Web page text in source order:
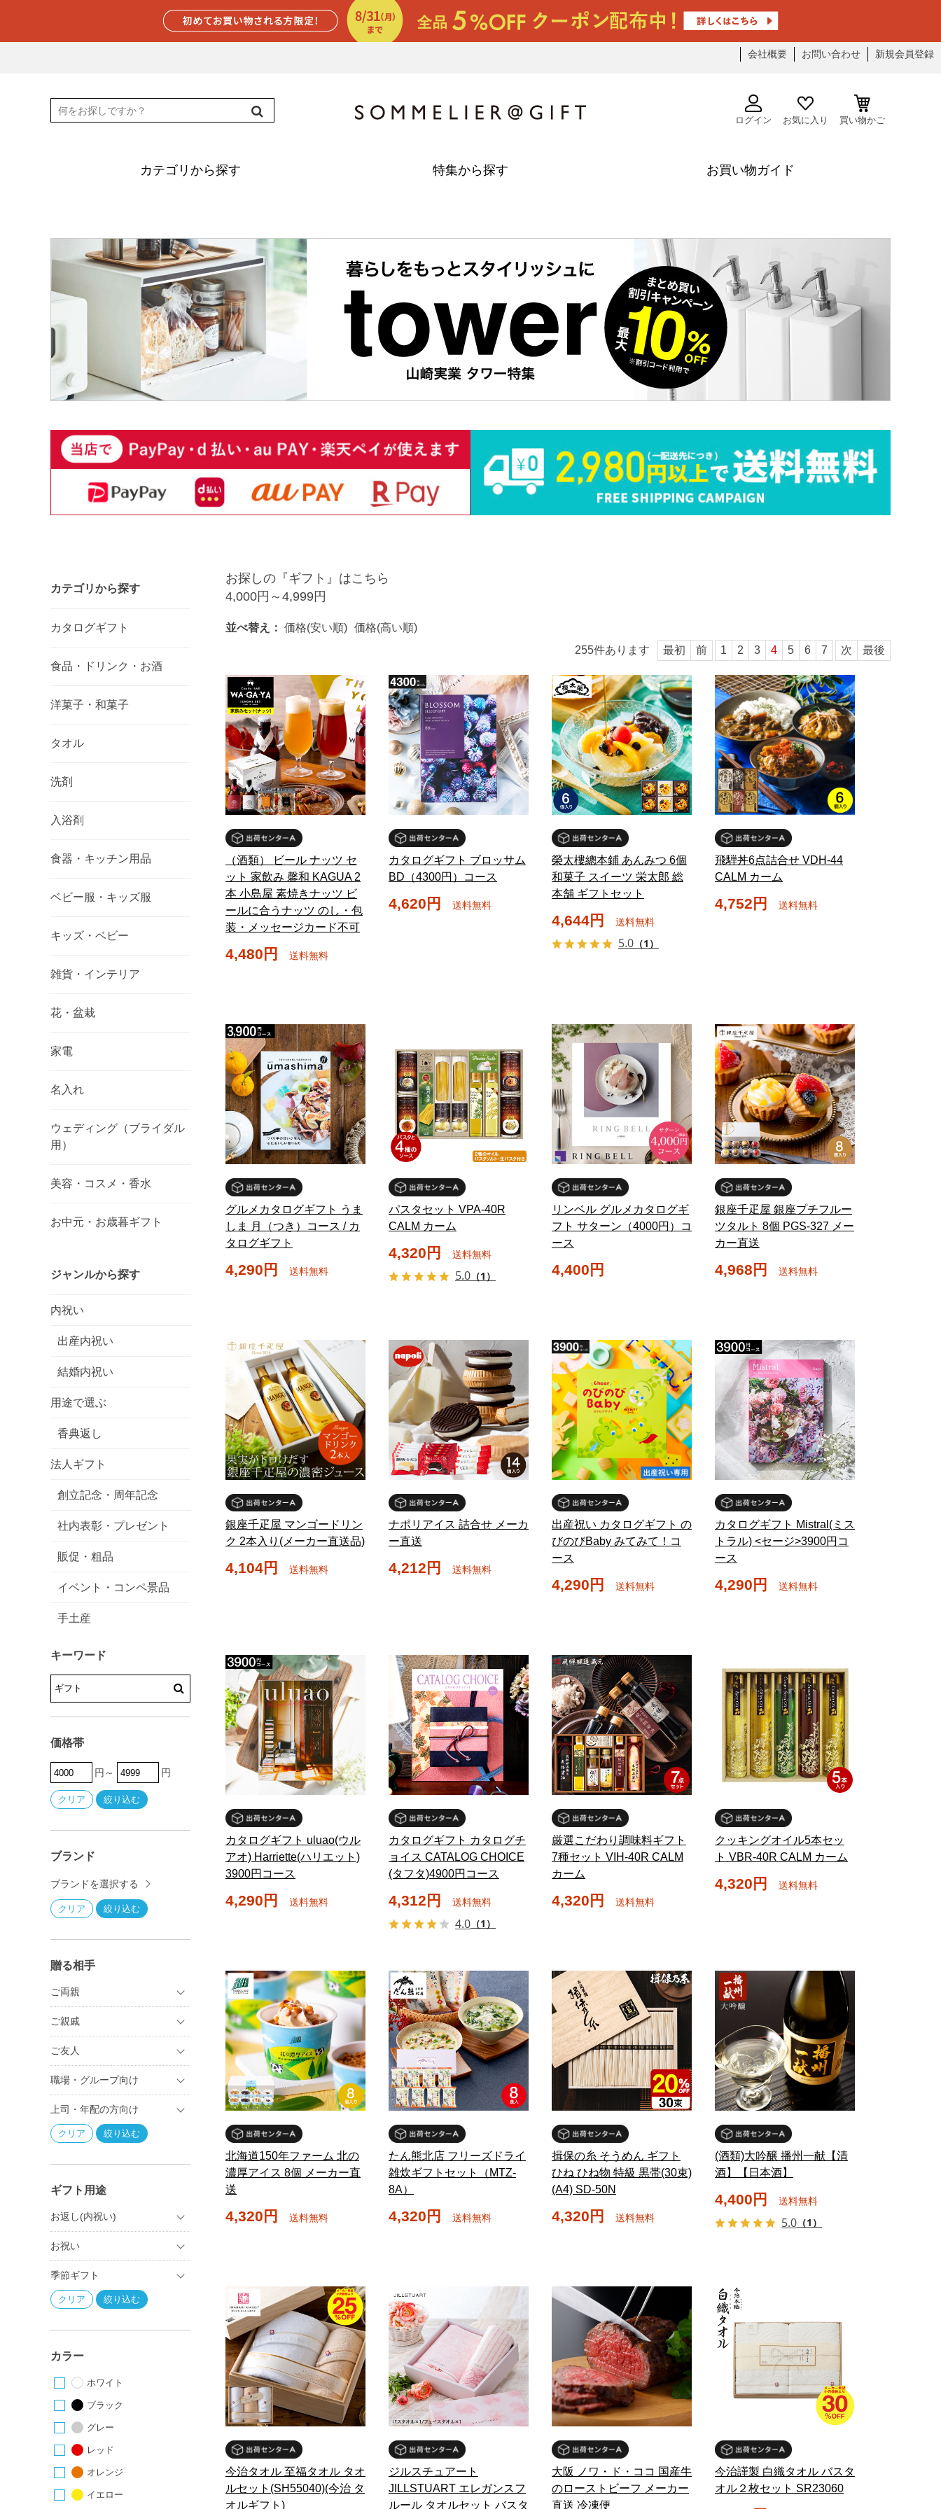
会社概要 お問い合わせ 新規会員登録
ログイン お気に入り 買い物かご
カテゴリから探す 特集から探す お買い物ガイド
カテゴリから探す
カタログギフト
食品・ドリンク・お酒
洋菓子・和菓子
タオル
洗剤
入浴剤
食器・キッチン用品
ベビー服・キッズ服
キッズ・ベビー
雑貨・インテリア
花・盆栽
家電
名入れ
ウェディング（ブライダル
用）
美容・コスメ・香水
お中元・お歳暮ギフト
ジャンルから探す
内祝い
出産内祝い
結婚内祝い
用途で選ぶ
香典返し
法人ギフト
創立記念・周年記念
社内表彰・プレゼント
販促・粗品
イベント・コンペ景品
手土産
キーワード
価格帯
円～ 円
ブランド
ブランドを選択する
贈る相手
ご両親
ご親戚
ご友人
職場・グループ向け
上司・年配の方向け
ギフト用途
お返し(内祝い)
お祝い
季節ギフト
カラー
ホワイト
ブラック
グレー
レッド
オレンジ
イエロー
お探しの『ギフト』はこちら
4,000円～4,999円
並べ替え： 価格(安い順) 価格(高い順)
255件あります 最初 前 1 2 3 4 5 6 7 次 最後
（酒類） ビール ナッツ セ
ット 家飲み 馨和 KAGUA 2
本 小島屋 素焼きナッツ ビ
ールに合うナッツ のし・包
装・メッセージカード不可
4,480円 送料無料
カタログギフト ブロッサム
BD（4300円）コース
4,620円 送料無料
榮太樓總本鋪 あんみつ 6個
和菓子 スイーツ 栄太郎 総
本舗 ギフトセット
4,644円 送料無料
5.0 （1）
飛騨丼6点詰合せ VDH-44
CALM カーム
4,752円 送料無料
グルメカタログギフト うま
しま 月（つき）コース / カ
タログギフト
4,290円 送料無料
パスタセット VPA-40R
CALM カーム
4,320円 送料無料
5.0 （1）
リンベル グルメカタログギ
フト サターン（4000円）コ
ース
4,400円
銀座千疋屋 銀座プチフルー
ツタルト 8個 PGS-327 メー
カー直送
4,968円 送料無料
銀座千疋屋 マンゴードリン
ク 2本入り(メーカー直送品)
4,104円 送料無料
ナポリアイス 詰合せ メーカ
ー直送
4,212円 送料無料
出産祝い カタログギフト の
びのびBaby みてみて！コ
ース
4,290円 送料無料
カタログギフト Mistral(ミス
トラル) <セージ>3900円コ
ース
4,290円 送料無料
カタログギフト uluao(ウル
アオ) Harriette(ハリエット)
3900円コース
4,290円 送料無料
カタログギフト カタログチ
ョイス CATALOG CHOICE
(タフタ)4900円コース
4,312円 送料無料
4.0 （1）
厳選こだわり調味料ギフト
7種セット VIH-40R CALM
カーム
4,320円 送料無料
クッキングオイル5本セッ
ト VBR-40R CALM カーム
4,320円 送料無料
北海道150年ファーム 北の
濃厚アイス 8個 メーカー直
送
4,320円 送料無料
たん熊北店 フリーズドライ
雑炊ギフトセット（MTZ-
8A）
4,320円 送料無料
揖保の糸 そうめん ギフト
ひね ひね物 特級 黒帯(30束)
(A4) SD-50N
4,320円 送料無料
(酒類)大吟醸 播州一献【清
酒】【日本酒】
4,400円 送料無料
5.0 （1）
今治タオル 至福タオル タオ
ルセット(SH55040)(今治 タ
オルギフト)
ジルスチュアート
JILLSTUART エレガンスフ
ルール タオルセット バスタ
大阪 ノワ・ド・ココ 国産牛
のローストビーフ メーカー
直送 冷凍便
今治謹製 白織タオル バスタ
オル２枚セット SR23060